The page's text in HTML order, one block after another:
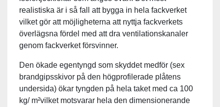
realistiska är i så fall att bygga in hela fackverket
vilket gör att möjligheterna att nyttja fackverkets
överlägsna fördel med att dra ventilationskanaler
genom fackverket försvinner.
Den ökade egentyngd som skyddet medför (sex
brandgipsskivor på den högprofilerade plåtens
undersida) ökar tyngden på hela taket med ca 100
kg/ m²vilket motsvarar hela den dimensionerande